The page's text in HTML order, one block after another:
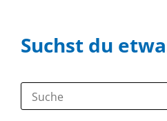
Suchst du
Suche: